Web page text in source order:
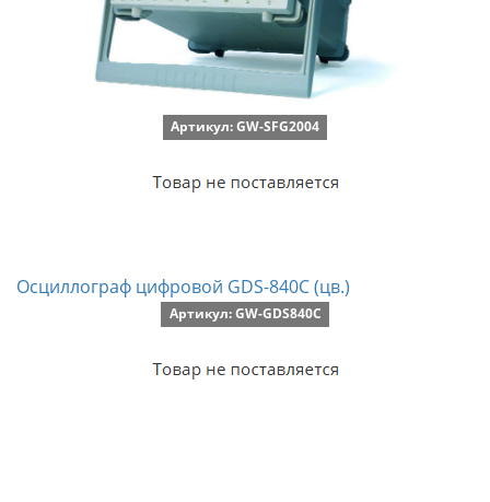
Артикул: GW-SFG2004
Осциллограф цифровой GDS-840C (цв.)
Артикул: GW-GDS840С